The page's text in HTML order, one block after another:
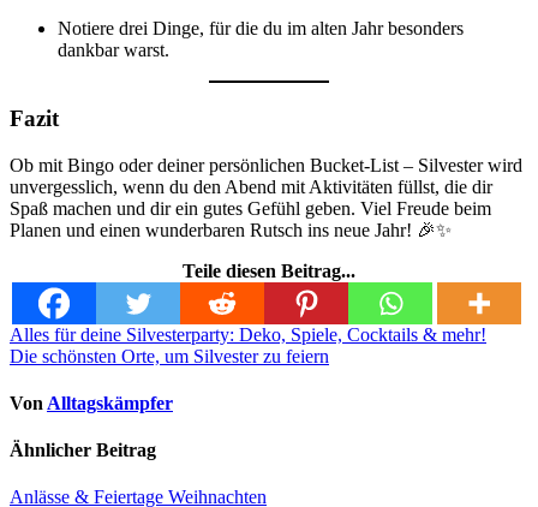
Notiere drei Dinge, für die du im alten Jahr besonders
dankbar warst.
Fazit
Ob mit Bingo oder deiner persönlichen Bucket-List – Silvester wird
unvergesslich, wenn du den Abend mit Aktivitäten füllst, die dir
Spaß machen und dir ein gutes Gefühl geben. Viel Freude beim
Planen und einen wunderbaren Rutsch ins neue Jahr! 🎉✨
Teile diesen Beitrag...
Beitragsnavigation
Alles für deine Silvesterparty: Deko, Spiele, Cocktails & mehr!
Die schönsten Orte, um Silvester zu feiern
Von Alltagskämpfer
Ähnlicher Beitrag
Anlässe & Feiertage Weihnachten